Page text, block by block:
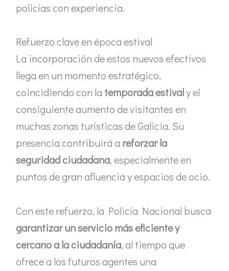
policías con experiencia.
Refuerzo clave en época estival
La incorporación de estos nuevos efectivos
llega en un momento estratégico,
coincidiendo con la temporada estivaly el
consiguiente aumento de visitantes en
muchas zonas turísticas de Galicia. Su
presencia contribuirá a reforzar la
seguridad ciudadana, especialmente en
puntos de gran afluencia y espacios de ocio.
Con este refuerzo, la Policía Nacional busca
garantizar un servicio más eficiente y
cercano a la ciudadanía, al tiempo que
ofrece a los futuros agentes una